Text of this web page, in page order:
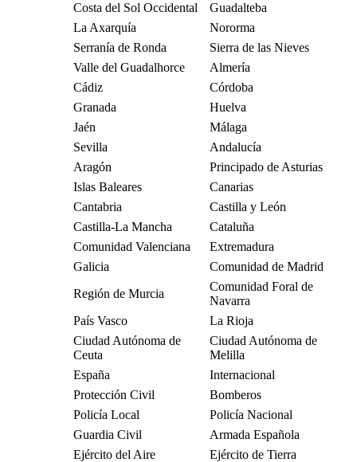
Costa del Sol Occidental
Guadalteba
La Axarquía
Nororma
Serranía de Ronda
Sierra de las Nieves
Valle del Guadalhorce
Almería
Cádiz
Córdoba
Granada
Huelva
Jaén
Málaga
Sevilla
Andalucía
Aragón
Principado de Asturias
Islas Baleares
Canarias
Cantabria
Castilla y León
Castilla-La Mancha
Cataluña
Comunidad Valenciana
Extremadura
Galicia
Comunidad de Madrid
Región de Murcia
Comunidad Foral de
Navarra
País Vasco
La Rioja
Ciudad Autónoma de
Ceuta
Ciudad Autónoma de
Melilla
España
Internacional
Protección Civil
Bomberos
Policía Local
Policía Nacional
Guardia Civil
Armada Española
Ejército del Aire
Ejército de Tierra